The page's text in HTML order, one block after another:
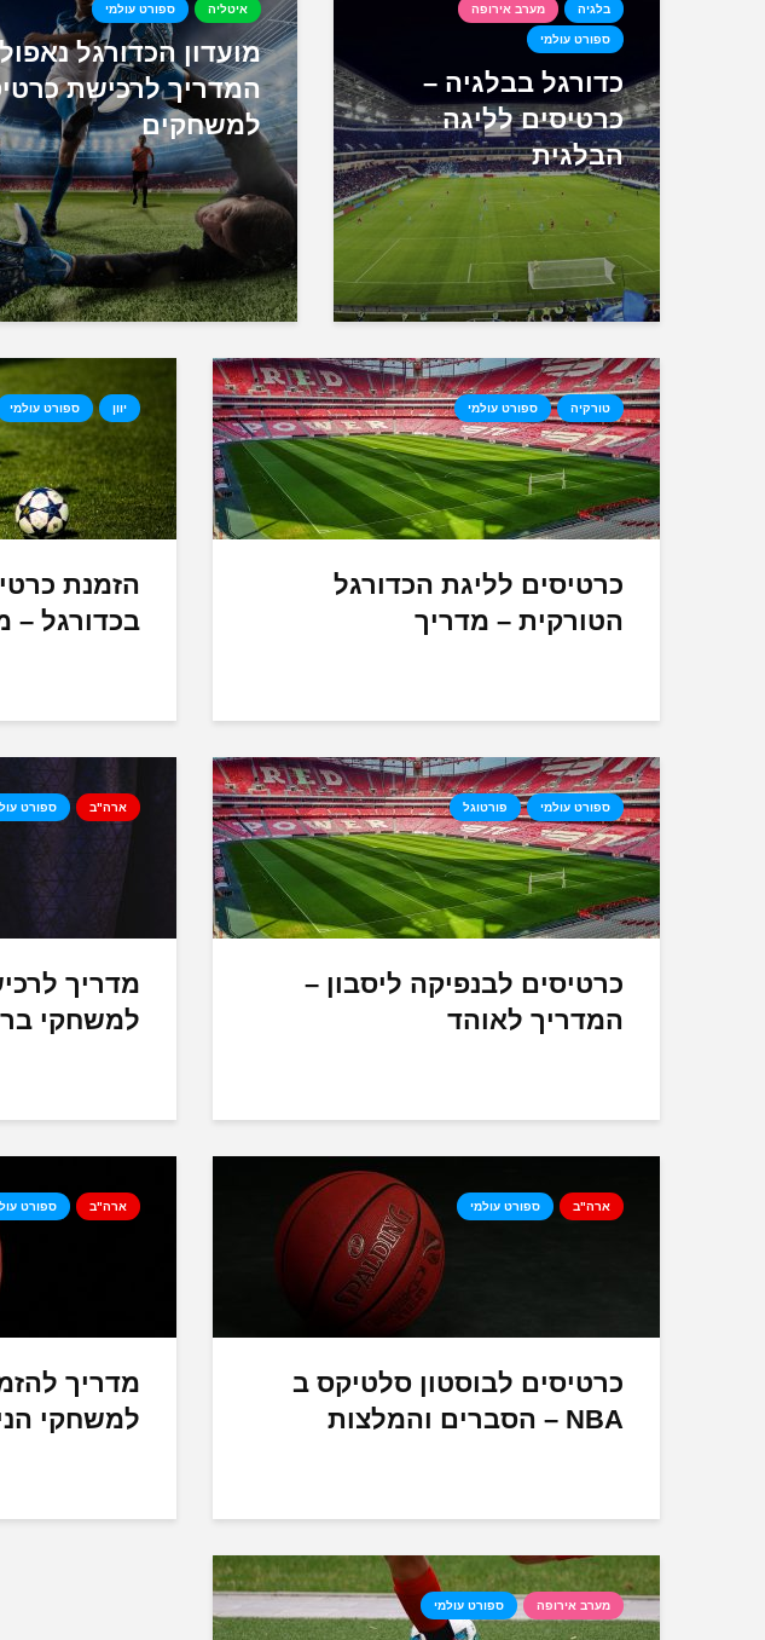
בלגיה מערב אירופה
ספורט עולמי
כדורגל בבלגיה –
כרטיסים לליגה
הבלגית
איטליה ספורט עולמי
מועדון הכדורגל
המדריך לרכישת
למשחקים
טורקיה ספורט עולמי
כרטיסים לליגת הכדורגל
הטורקית – מדריך
יוון ספורט עולמי
הזמנת
בכדורגל –
ספורט עולמי פורטוגל
כרטיסים לבנפיקה ליסבון –
המדריך לאוהד
ארה"ב ספורט
מדריך
למשחקי
ארה"ב ספורט עולמי
כרטיסים לבוסטון סלטיקס ב
NBA – הסברים והמלצות
ארה"ב ספורט
מדריך
למשחקי
מערב אירופה ספורט עולמי